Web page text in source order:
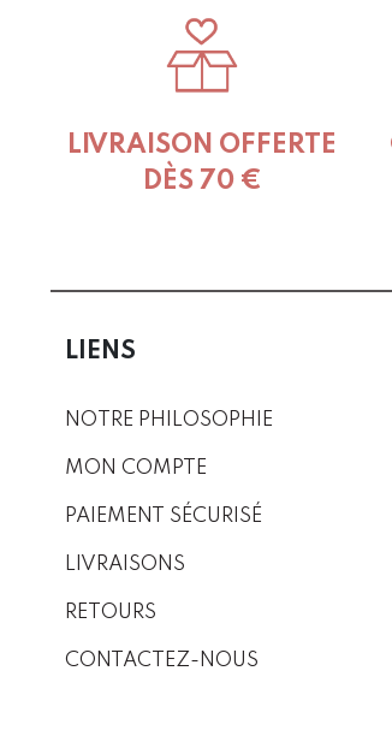
LIVRAISON OFFERTE
DÈS 70 €
LIENS
NOTRE PHILOSOPHIE
MON COMPTE
PAIEMENT SÉCURISÉ
LIVRAISONS
RETOURS
CONTACTEZ-NOUS